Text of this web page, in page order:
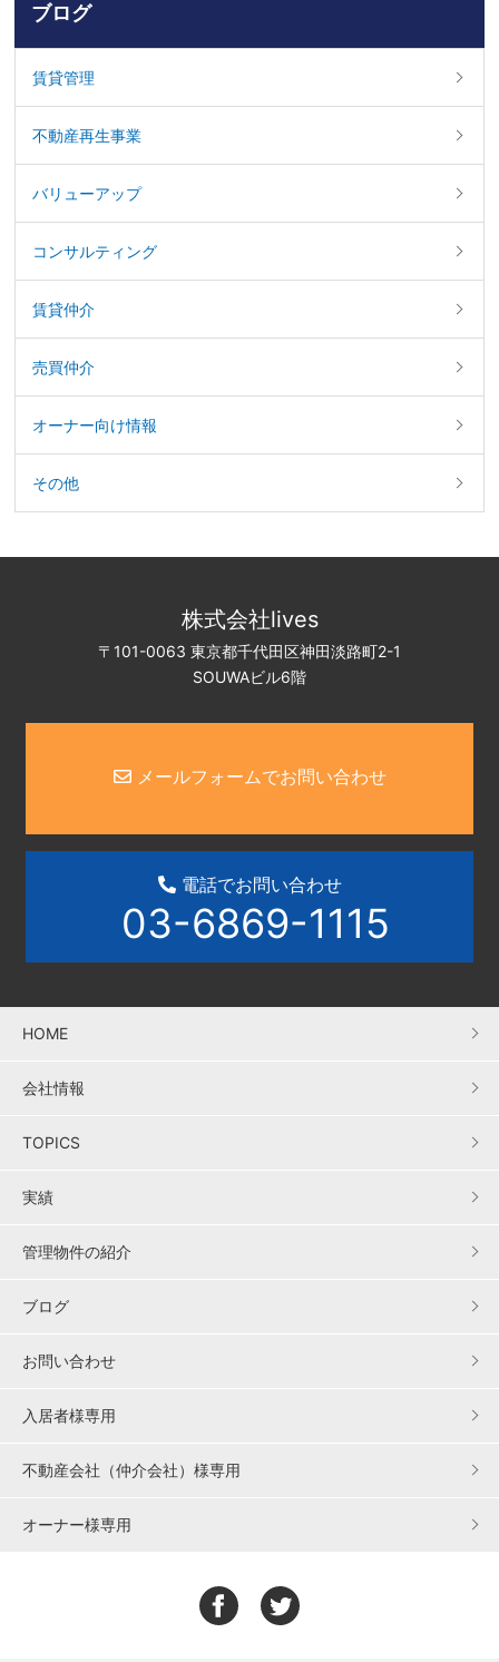
ブログ
賃貸管理
不動産再生事業
バリューアップ
コンサルティング
賃貸仲介
売買仲介
オーナー向け情報
その他
株式会社lives
〒101-0063 東京都千代田区神田淡路町2-1
SOUWAビル6階
メールフォームでお問い合わせ
電話でお問い合わせ
03-6869-1115
HOME
会社情報
TOPICS
実績
管理物件の紹介
ブログ
お問い合わせ
入居者様専用
不動産会社（仲介会社）様専用
オーナー様専用